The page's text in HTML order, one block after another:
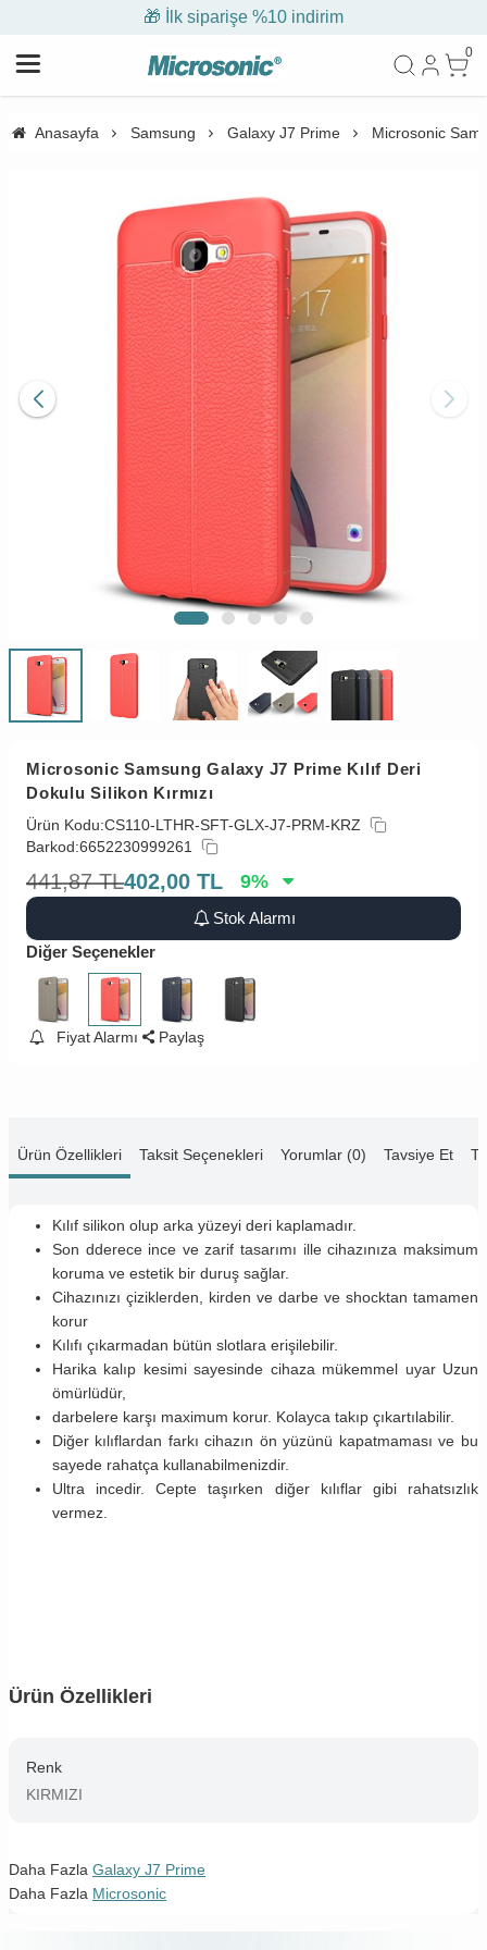
🎁 İlk siparişe %10 indirim
0
Anasayfa Samsung Galaxy J7 Prime Microsonic
Microsonic Samsung Galaxy J7 Prime Kılıf Deri
Dokulu Silikon Kırmızı
Ürün Kodu:CS110-LTHR-SFT-GLX-J7-PRM-KRZ
Barkod:6652230999261
441,87 TL402,00 TL 9%
Stok Alarmı
Diğer Seçenekler
Fiyat Alarmı Paylaş
Ürün Özellikleri Taksit Seçenekleri Yorumlar (0) Tavsiye Et
Kılıf silikon olup arka yüzeyi deri kaplamadır.
Son dderece ince ve zarif tasarımı ille cihazınıza maksimum
koruma ve estetik bir duruş sağlar.
Cihazınızı çiziklerden, kirden ve darbe ve shocktan tamamen
korur
Kılıfı çıkarmadan bütün slotlara erişilebilir.
Harika kalıp kesimi sayesinde cihaza mükemmel uyar Uzun
ömürlüdür,
darbelere karşı maximum korur. Kolayca takıp çıkartılabilir.
Diğer kılıflardan farkı cihazın ön yüzünü kapatmaması ve bu
sayede rahatça kullanabilmenizdir.
Ultra incedir. Cepte taşırken diğer kılıflar gibi rahatsızlık
vermez.
Ürün Özellikleri
Renk
KIRMIZI
Daha Fazla Galaxy J7 Prime
Daha Fazla Microsonic